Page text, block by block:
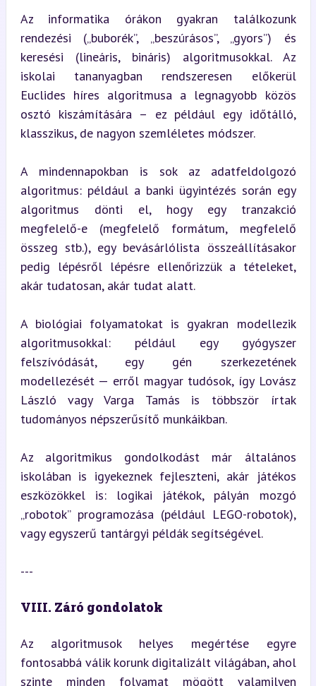
Az informatika órákon gyakran találkozunk
rendezési („buborék”, „beszúrásos”, „gyors”) és
keresési (lineáris, bináris) algoritmusokkal. Az
iskolai tananyagban rendszeresen előkerül
Euclides híres algoritmusa a legnagyobb közös
osztó kiszámítására – ez például egy időtálló,
klasszikus, de nagyon szemléletes módszer.
A mindennapokban is sok az adatfeldolgozó
algoritmus: például a banki ügyintézés során egy
algoritmus dönti el, hogy egy tranzakció
megfelelő-e (megfelelő formátum, megfelelő
összeg stb.), egy bevásárlólista összeállításakor
pedig lépésről lépésre ellenőrizzük a tételeket,
akár tudatosan, akár tudat alatt.
A biológiai folyamatokat is gyakran modellezik
algoritmusokkal: például egy gyógyszer
felszívódását, egy gén szerkezetének
modellezését — erről magyar tudósok, így Lovász
László vagy Varga Tamás is többször írtak
tudományos népszerűsítő munkáikban.
Az algoritmikus gondolkodást már általános
iskolában is igyekeznek fejleszteni, akár játékos
eszközökkel is: logikai játékok, pályán mozgó
„robotok” programozása (például LEGO-robotok),
vagy egyszerű tantárgyi példák segítségével.
---
VIII. Záró gondolatok
Az algoritmusok helyes megértése egyre
fontosabbá válik korunk digitalizált világában, ahol
szinte minden folyamat mögött valamilyen